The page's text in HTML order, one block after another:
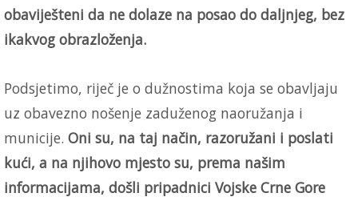
obaviješteni da ne dolaze na posao do daljnjeg, bez
ikakvog obrazloženja.
Podsjetimo, riječ je o dužnostima koja se obavljaju
uz obavezno nošenje zaduženog naoružanja i
municije. Oni su, na taj način, razoružani i poslati
kući, a na njihovo mjesto su, prema našim
informacijama, došli pripadnici Vojske Crne Gore